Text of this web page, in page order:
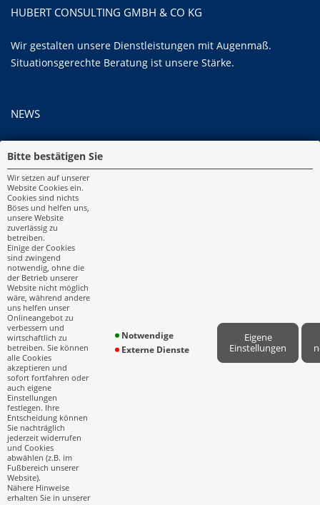
Bitte bestätigen Sie
Wir setzen auf unserer
Website Cookies ein.
Cookies sind nichts
Böses und helfen uns,
unsere Website
zuverlässig zu
betreiben.
Einige der Cookies
sind zwingend
notwendig, ohne die
der Betrieb unserer
Website nicht möglich
wäre, während andere
uns helfen unser
Onlineangebot zu
verbessern und
wirtschaftlich zu
betreiben. Sie können
alle Cookies
akzeptieren und
sofort fortfahren oder
auch eigene
Einstellungen
festlegen. Ihre
Entscheidung können
Sie nachträglich
jederzeit widerrufen
und Cookies
abwählen (z.B. im
Fußbereich unserer
Website).
Nähere Hinweise
erhalten Sie in unserer
Notwendige
Externe Dienste
Eigene
Einstellungen
HUBERT CONSULTING GMBH & CO KG
Wir gestalten unsere Dienstleistungen mit Augenmaß.
Situationsgerechte Beratung ist unsere Stärke.
NEWS
IMPRESSUM
Impressum
Erstinformation
Datenschutz
Cookie-Einstellungen
KONTAKT
+49 40 800809800
info@hubert-consulting.de
Am Sandtorkai 30
20457 Hamburg